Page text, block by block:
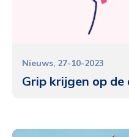
Grip krijgen op de
Nieuws 27-10-2023